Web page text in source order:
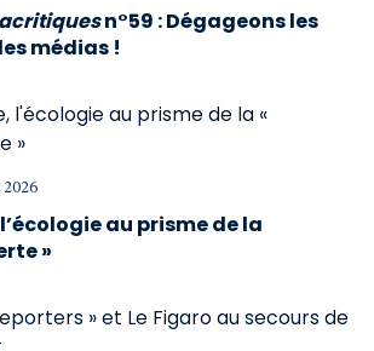
n°59 : Dégageons les
médias !
au prisme de la
»